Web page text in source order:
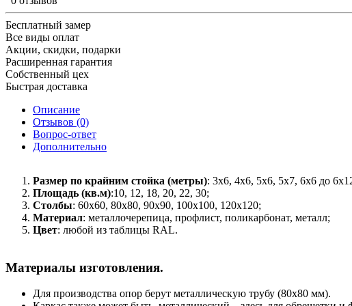
Бесплатный замер
Все виды оплат
Акции, скидки, подарки
Расширенная гарантия
Собственный цех
Быстрая доставка
Описание
Отзывов (0)
Вопрос-ответ
Дополнительно
Размер по крайним стойка (метры): 3x6, 4x6, 5x6, 5x7, 6x6 до
Площадь (кв.м):10, 12, 18, 20, 22, 30;
Столбы: 60x60, 80x80, 90x90, 100x100, 120x120;
Материал: металлочерепица, профлист, поликарбонат, металл;
Цвет: любой из таблицы RAL.
Материалы изготовления.
Для производства опор берут металлическую трубу (80х80 мм).